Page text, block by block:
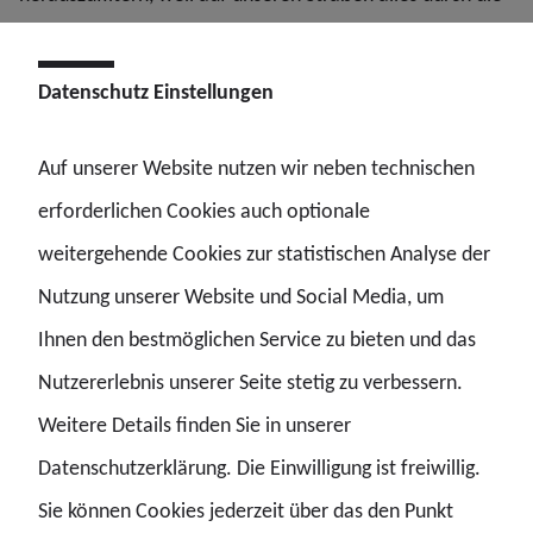
eingesetzt wird, um Einsatzkräfte von Polizei und
Wir sollten auch nicht die steigende Zahl an Bränden
vergessen, die durch fehlgeleitete Raketen und andere
Pyrotechnik Menschenleben gefährden. Ich hoffe, dass
all meine Kolleginnen und Kollegen gesund durch die
Nacht kommen und bin in Gedanken bei allen, die im
Einsatz sind“, so GdP-Landeschef Stephan Weh am
Montag.
Datenschutz Einstellungen
Auf unserer Website nutzen wir neben technischen
erforderlichen Cookies auch optionale
weitergehende Cookies zur statistischen Analyse der
Nutzung unserer Website und Social Media, um
Ihnen den bestmöglichen Service zu bieten und das
Nutzererlebnis unserer Seite stetig zu verbessern.
Weitere Details finden Sie in unserer
Datenschutzerklärung. Die Einwilligung ist freiwillig.
Sie können Cookies jederzeit über das den Punkt